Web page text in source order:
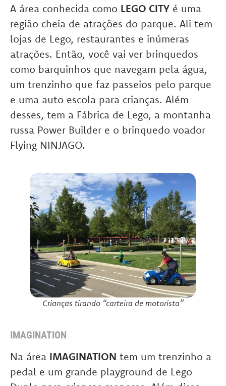
A área conhecida como LEGO CITY é uma
região cheia de atrações do parque. Ali tem
lojas de Lego, restaurantes e inúmeras
atrações. Então, você vai ver brinquedos
como barquinhos que navegam pela água,
um trenzinho que faz passeios pelo parque
e uma auto escola para crianças. Além
desses, tem a Fábrica de Lego, a montanha
russa Power Builder e o brinquedo voador
Flying NINJAGO.
Crianças tirando “carteira de motorista”
IMAGINATION
Na área IMAGINATION tem um trenzinho a
pedal e um grande playground de Lego